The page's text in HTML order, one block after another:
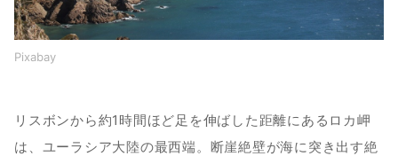
Pixabay
リスボンから約1時間ほど足を伸ばした距離にあるロカ岬
は、ユーラシア大陸の最西端。断崖絶壁が海に突き出す絶